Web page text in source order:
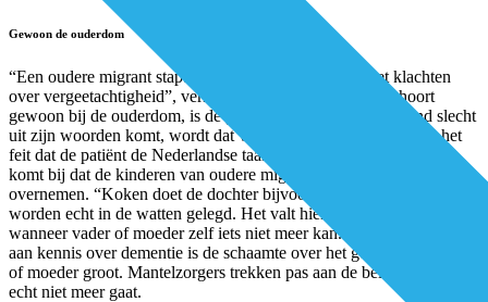
Gewoon de ouderdom
“Een oudere migrant stapt niet snel naar de huisarts met klachten
over vergeetachtigheid”, verklaart Van den Broeke. “Dit hoort
gewoon bij de ouderdom, is de gedachte. En wanneer iemand slecht
uit zijn woorden komt, wordt dat vaak automatisch gewijd aan het
feit dat de patiënt de Nederlandse taal niet goed beheerst.” Daar
komt bij dat de kinderen van oudere migranten vaak al veel taken
overnemen. “Koken doet de dochter bijvoorbeeld al jaren. Ouders
worden echt in de watten gelegd. Het valt hierdoor niet snel op
wanneer vader of moeder zelf iets niet meer kan.” Door het gebrek
aan kennis over dementie is de schaamte over het gedrag van vader
of moeder groot. Mantelzorgers trekken pas aan de bel wanneer het
echt niet meer gaat.